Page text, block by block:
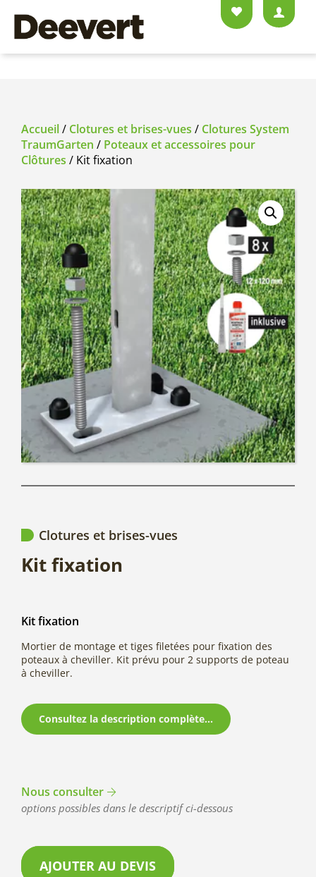
Accueil/ Clotures et brises-vues / Clotures System
TraumGarten / Poteaux et accessoires pour
Clôtures / Kit fixation
Clotures et brises-vues
Kit fixation
Kit fixation
Mortier de montage et tiges filetées pour fixation des
poteaux à cheviller. Kit prévu pour 2 supports de poteau
à cheviller.
Consultez la description complète...
Nous consulter
options possibles dans le descriptif ci-dessous
AJOUTER AU DEVIS